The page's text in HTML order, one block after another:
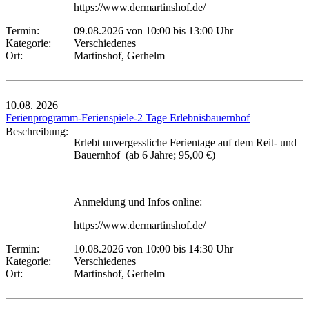
https://www.dermartinshof.de/
Termin:
09.08.2026 von 10:00 bis 13:00 Uhr
Kategorie:
Verschiedenes
Ort:
Martinshof, Gerhelm
10.08. 2026
Ferienprogramm-Ferienspiele-2 Tage Erlebnisbauernhof
Beschreibung:
Erlebt unvergessliche Ferientage auf dem Reit- und
Bauernhof (ab 6 Jahre; 95,00 €)
Anmeldung und Infos online:
https://www.dermartinshof.de/
Termin:
10.08.2026 von 10:00 bis 14:30 Uhr
Kategorie:
Verschiedenes
Ort:
Martinshof, Gerhelm